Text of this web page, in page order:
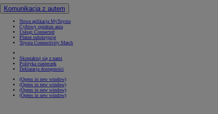
Komunikacja z autem
Nowa aplikacja MyToyota
Cyfrowy opiekun auta
Usługi Connected
Płatne subskrypcje
Toyota Connectivity Match
Skontaktuj się z nami
Polityka ciasteczek
Deklaracja dostępności
(Opens in new window)
(Opens in new window)
(Opens in new window)
(Opens in new window)